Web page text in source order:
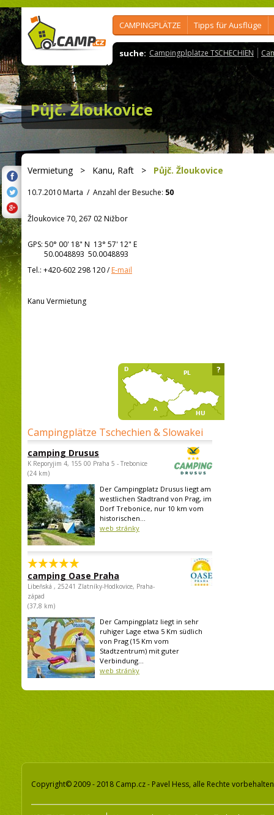
CAMPINGPLÄTZE Tipps für Ausflüge
suche: Campingplplätze TSCHECHIEN
Půjč. Žloukovice
Vermietung> Kanu, Raft > Půjč. Žloukovice
10.7.2010 Marta / Anzahl der Besuche: 50
Žloukovice 70, 267 02 Nižbor
GPS: 50° 00' 18" N 13° 57' 12" E
50.0048893 50.0048893
Tel.: +420-602 298 120/E-mail
Kanu Vermietung
Campingplätze Tschechien & Slowakei
camping Drusus
K Reporyjim 4, 155 00 Praha 5 - Trebonice
(24 km)
Der Campingplatz Drusus liegt am
westlichen Stadtrand von Prag, im
Dorf Trebonice, nur 10 km vom
historischen...
web stránky
camping Oase Praha
Libeňská , 25241 Zlatníky-Hodkovice, Praha-
západ
(37,8 km)
Der Campingplatz liegt in sehr
ruhiger Lage etwa 5 Km südlich
von Prag (15 Km vom
Stadtzentrum) mit guter
Verbindung...
web stránky
?
Copyright© 2009 - 2018 Camp.cz - Pavel Hess, alle Rechte vorbehalten